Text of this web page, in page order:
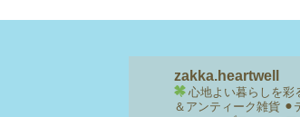
zakka.heartwell
心地よい暮らしを彩
＆アンティーク雑貨 ⚫︎